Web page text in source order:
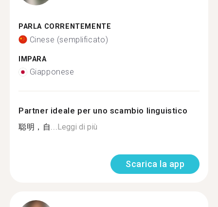
PARLA CORRENTEMENTE
Cinese (semplificato)
IMPARA
Giapponese
Partner ideale per uno scambio linguistico
聪明，自...Leggi di più
Scarica la app